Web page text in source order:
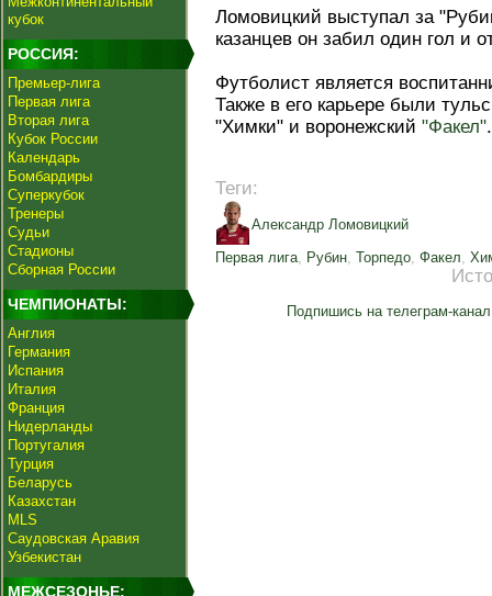
кубок
РОССИЯ:
Премьер-лига
Первая лига
Вторая лига
Кубок России
Календарь
Бомбардиры
Суперкубок
Тренеры
Судьи
Стадионы
Сборная России
ЧЕМПИОНАТЫ:
Англия
Германия
Испания
Италия
Франция
Нидерланды
Португалия
Турция
Беларусь
Казахстан
MLS
Саудовская Аравия
Узбекистан
МЕЖСЕЗОНЬЕ:
Ломовицкий выступал за
казанцев он забил один гол и
Футболист является
Также в его карьере были
"Химки" и воронежский "Факел".
Теги:
Александр Ломовицкий
Первая лига, Рубин, Торпедо, Факел,
Подпишись на телеграм-